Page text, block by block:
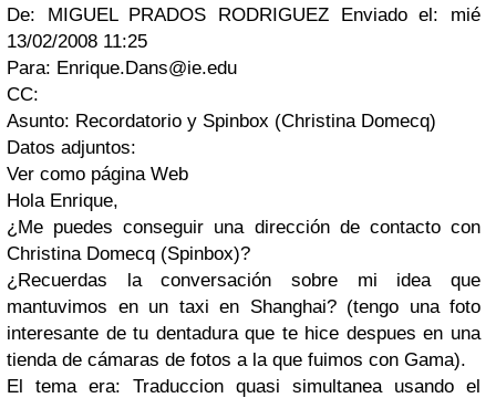
De: MIGUEL PRADOS RODRIGUEZ Enviado el: mié
13/02/2008 11:25
Para: Enrique.Dans@ie.edu
CC:
Asunto: Recordatorio y Spinbox (Christina Domecq)
Datos adjuntos:
Ver como página Web
Hola Enrique,
¿Me puedes conseguir una dirección de contacto con
Christina Domecq (Spinbox)?
¿Recuerdas la conversación sobre mi idea que
mantuvimos en un taxi en Shanghai? (tengo una foto
interesante de tu dentadura que te hice despues en una
tienda de cámaras de fotos a la que fuimos con Gama).
El tema era: Traduccion quasi simultanea usando el